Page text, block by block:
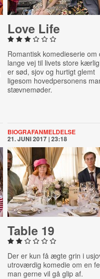
Love Life
Romantisk komedieserie om
lange vej til livets store
er sød, sjov og hurtigt glemt
ligesom hovedpersonens
stævnemøder.
BIOGRAFANMELDELSE
21. JUNI 2017 | 23:18
Table 19
Der er kun få ægte grin i
utroværdig komedie om en
man gerne vil gå glip af.